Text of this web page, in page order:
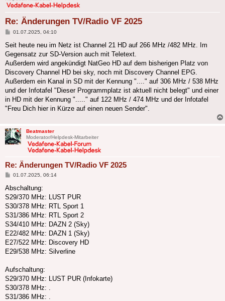
Re: Änderungen TV/Radio VF 2025
Beitrag
01.07.2025, 04:10
Seit heute neu im Netz ist Channel 21 HD auf 266 MHz /482 MHz. Im
Gegensatz zur SD-Version auch mit Teletext.
Außerdem wird angekündigt NatGeo HD auf dem bisherigen Platz von
Discovery Channel HD bei sky, noch mit Discovery Channel EPG.
Außerdem ein Kanal in SD mit der Kennung "...." auf 306 MHz / 538 MHz
und der Infotafel "Dieser Programmplatz ist aktuell nicht belegt" und einer
in HD mit der Kennung "....." auf 122 MHz / 474 MHz und der Infotafel
"Freu Dich hier in Kürze auf einen neuen Sender".
Beatmaster
Moderator/Helpdesk-Mitarbeiter
Re: Änderungen TV/Radio VF 2025
Beitrag
01.07.2025, 06:14
Abschaltung:
S29/370 MHz: LUST PUR
S30/378 MHz: RTL Sport 1
S31/386 MHz: RTL Sport 2
S34/410 MHz: DAZN 2 (Sky)
E22/482 MHz: DAZN 1 (Sky)
E27/522 MHz: Discovery HD
E29/538 MHz: Silverline
Aufschaltung:
S29/370 MHz: LUST PUR (Infokarte)
S30/378 MHz: .
S31/386 MHz: .